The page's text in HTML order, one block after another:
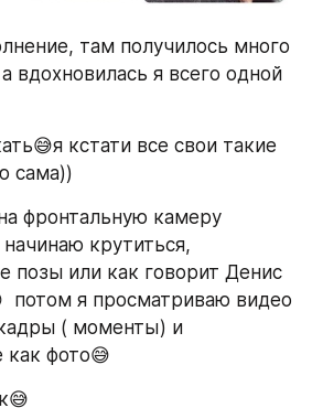
там получилось много
вдохновилась я всего одной
кстати все свои такие
сама))
фронтальную камеру
крутиться,
позы или как говорит Денис
потом я просматриваю видео
( моменты) и
фото😅